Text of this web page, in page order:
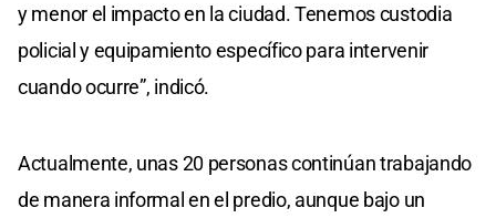
y menor el impacto en la ciudad. Tenemos custodia
policial y equipamiento específico para intervenir
cuando ocurre”, indicó.
Actualmente, unas 20 personas continúan trabajando
de manera informal en el predio, aunque bajo un